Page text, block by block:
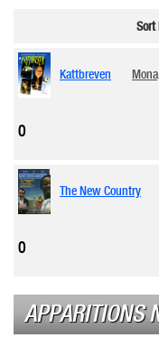
Sort
Kattbreven
0
The New Country
0
APPARITIONS